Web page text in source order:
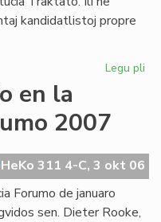
kandidatlistoj propre
Legu pli
la
en la
2007
HeKo 311 4-C, 3 okt 06
Forumo de januaro
sen. Dieter Rooke,